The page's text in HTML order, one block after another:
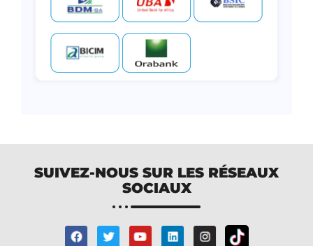
SUIVEZ-NOUS SUR LES RÉSEAUX
SOCIAUX